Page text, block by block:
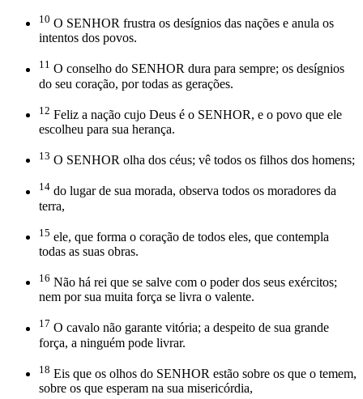
10 O SENHOR frustra os desígnios das nações e anula os
intentos dos povos.
11 O conselho do SENHOR dura para sempre; os desígnios
do seu coração, por todas as gerações.
12 Feliz a nação cujo Deus é o SENHOR, e o povo que ele
escolheu para sua herança.
13 O SENHOR olha dos céus; vê todos os filhos dos homens;
14 do lugar de sua morada, observa todos os moradores da
terra,
15 ele, que forma o coração de todos eles, que contempla
todas as suas obras.
16 Não há rei que se salve com o poder dos seus exércitos;
nem por sua muita força se livra o valente.
17 O cavalo não garante vitória; a despeito de sua grande
força, a ninguém pode livrar.
18 Eis que os olhos do SENHOR estão sobre os que o temem,
sobre os que esperam na sua misericórdia,